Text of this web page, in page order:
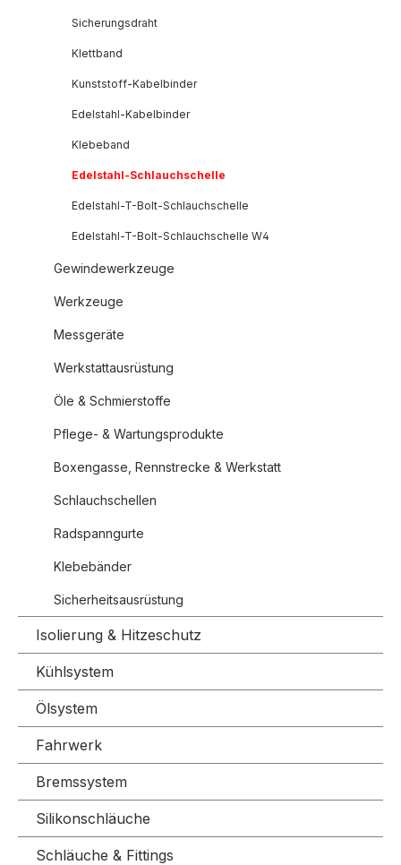
Sicherungsdraht
Klettband
Kunststoff-Kabelbinder
Edelstahl-Kabelbinder
Klebeband
Edelstahl-Schlauchschelle
Edelstahl-T-Bolt-Schlauchschelle
Edelstahl-T-Bolt-Schlauchschelle W4
Gewindewerkzeuge
Werkzeuge
Messgeräte
Werkstattausrüstung
Öle & Schmierstoffe
Pflege- & Wartungsprodukte
Boxengasse, Rennstrecke & Werkstatt
Schlauchschellen
Radspanngurte
Klebebänder
Sicherheitsausrüstung
Isolierung & Hitzeschutz
Kühlsystem
Ölsystem
Fahrwerk
Bremssystem
Silikonschläuche
Schläuche & Fittings